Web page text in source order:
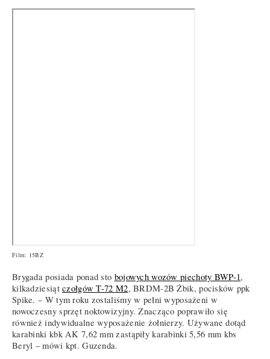
Film: 15BZ
Brygada posiada ponad sto bojowych wozów piechoty BWP-1,
kilkadziesiątczołgów T-72 M2, BRDM-2B Żbik, pocisków ppk
Spike. – W tym roku zostaliśmy w pełni wyposażeni w
nowoczesny sprzęt noktowizyjny. Znacząco poprawiło się
również indywidualne wyposażenie żołnierzy. Używane dotąd
karabinki kbk AK 7,62 mm zastąpiły karabinki 5,56 mm kbs
Beryl – mówi kpt. Guzenda.